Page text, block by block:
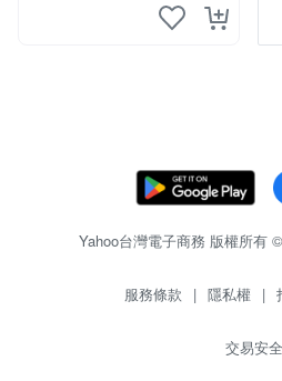
Yahoo台灣電子商務 版權所有
服務條款 | 隱私權 |
交易安全